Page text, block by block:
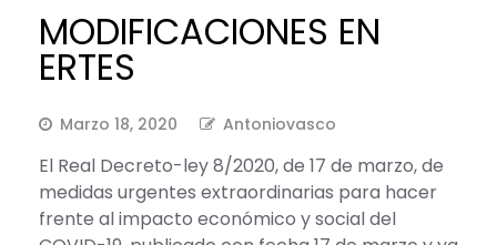
MODIFICACIONES EN
ERTES
Marzo 18, 2020 Antoniovasco
El Real Decreto-ley 8/2020, de 17 de marzo, de
medidas urgentes extraordinarias para hacer
frente al impacto económico y social del